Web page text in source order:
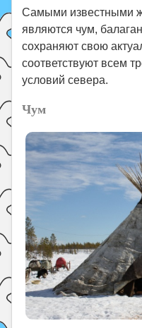
Самыми известными
являются чум,
сохраняют свою
соответствуют всем
условий севера.
Чум